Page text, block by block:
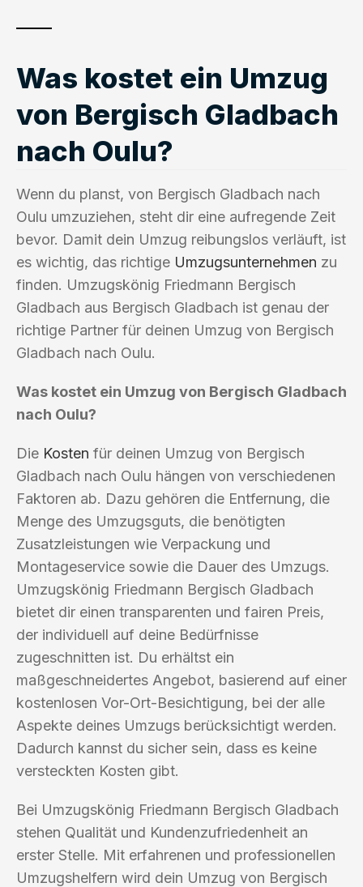
Was kostet ein Umzug
von Bergisch Gladbach
nach Oulu?
Wenn du planst, von Bergisch Gladbach nach
Oulu umzuziehen, steht dir eine aufregende Zeit
bevor. Damit dein Umzug reibungslos verläuft, ist
es wichtig, das richtige Umzugsunternehmen zu
finden. Umzugskönig Friedmann Bergisch
Gladbach aus Bergisch Gladbach ist genau der
richtige Partner für deinen Umzug von Bergisch
Gladbach nach Oulu.
Was kostet ein Umzug von Bergisch Gladbach
nach Oulu?
Die Kosten für deinen Umzug von Bergisch
Gladbach nach Oulu hängen von verschiedenen
Faktoren ab. Dazu gehören die Entfernung, die
Menge des Umzugsguts, die benötigten
Zusatzleistungen wie Verpackung und
Montageservice sowie die Dauer des Umzugs.
Umzugskönig Friedmann Bergisch Gladbach
bietet dir einen transparenten und fairen Preis,
der individuell auf deine Bedürfnisse
zugeschnitten ist. Du erhältst ein
maßgeschneidertes Angebot, basierend auf einer
kostenlosen Vor-Ort-Besichtigung, bei der alle
Aspekte deines Umzugs berücksichtigt werden.
Dadurch kannst du sicher sein, dass es keine
versteckten Kosten gibt.
Bei Umzugskönig Friedmann Bergisch Gladbach
stehen Qualität und Kundenzufriedenheit an
erster Stelle. Mit erfahrenen und professionellen
Umzugshelfern wird dein Umzug von Bergisch